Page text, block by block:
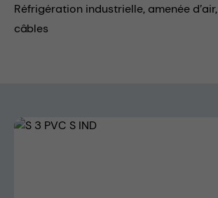
Réfrigération industrielle, amenée d’air,
câbles
Skip image gallery